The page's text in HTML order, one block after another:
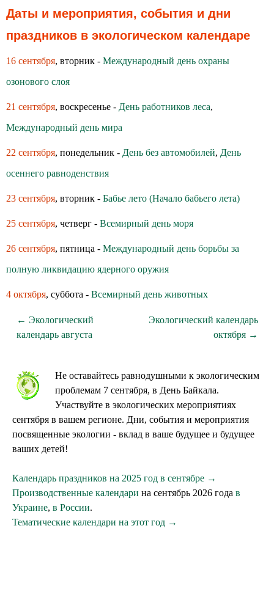
Даты и мероприятия, события и дни
праздников в экологическом календаре
16 сентября, вторник - Международный день охраны
озонового слоя
21 сентября, воскресенье - День работников леса,
Международный день мира
22 сентября, понедельник - День без автомобилей, День
осеннего равноденствия
23 сентября, вторник - Бабье лето (Начало бабьего лета)
25 сентября, четверг - Всемирный день моря
26 сентября, пятница - Международный день борьбы за
полную ликвидацию ядерного оружия
4 октября, суббота - Всемирный день животных
← Экологический
календарь августа
Экологический календарь
октября →
Не оставайтесь равнодушными к экологическим
проблемам 7 сентября, в День Байкала.
Участвуйте в экологических мероприятиях
сентября в вашем регионе. Дни, события и мероприятия
посвященные экологии - вклад в ваше будущее и будущее
ваших детей!
Календарь праздников на 2025 год в сентябре →
Производственные календари на сентябрь 2026 года в
Украине, в России.
Тематические календари на этот год →